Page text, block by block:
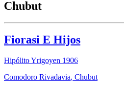
Chubut
Fiorasi E Hijos
Hipólito Yrigoyen 1906
Comodoro Rivadavia, Chubut